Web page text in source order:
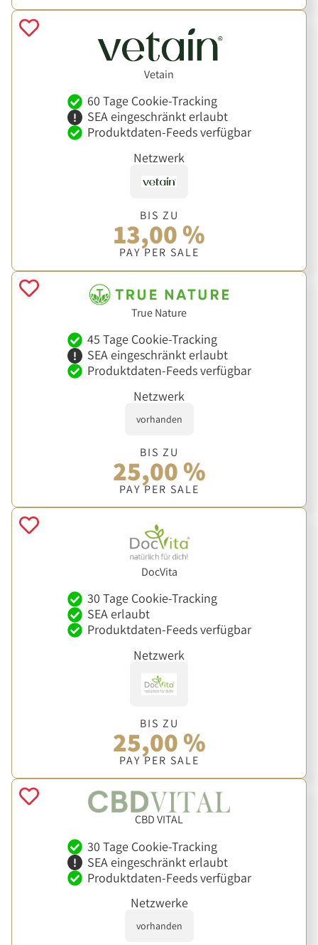
Vetain
60 Tage Cookie-Tracking
SEA eingeschränkt erlaubt
Produktdaten-Feeds verfügbar
Netzwerk
BIS ZU
13,00 %
PAY PER SALE
True Nature
45 Tage Cookie-Tracking
SEA eingeschränkt erlaubt
Produktdaten-Feeds verfügbar
Netzwerk
vorhanden
BIS ZU
25,00 %
PAY PER SALE
DocVita
30 Tage Cookie-Tracking
SEA erlaubt
Produktdaten-Feeds verfügbar
Netzwerk
BIS ZU
25,00 %
PAY PER SALE
CBD VITAL
30 Tage Cookie-Tracking
SEA eingeschränkt erlaubt
Produktdaten-Feeds verfügbar
Netzwerke
vorhanden